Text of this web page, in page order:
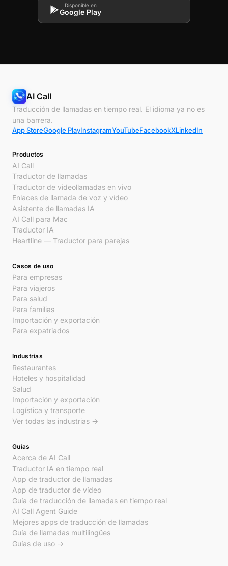
Disponible en
Google Play
AI Call
Traducción de llamadas en tiempo real. El idioma ya no es
una barrera.
App StoreGoogle PlayInstagramYouTubeFacebookXLinkedIn
Productos
AI Call
Traductor de llamadas
Traductor de videollamadas en vivo
Enlaces de llamada de voz y vídeo
Asistente de llamadas IA
AI Call para Mac
Traductor IA
Heartline — Traductor para parejas
Casos de uso
Para empresas
Para viajeros
Para salud
Para familias
Importación y exportación
Para expatriados
Industrias
Restaurantes
Hoteles y hospitalidad
Salud
Importación y exportación
Logística y transporte
Ver todas las industrias →
Guías
Acerca de AI Call
Traductor IA en tiempo real
App de traductor de llamadas
App de traductor de vídeo
Guía de traducción de llamadas en tiempo real
AI Call Agent Guide
Mejores apps de traducción de llamadas
Guía de llamadas multilingües
Guías de uso →